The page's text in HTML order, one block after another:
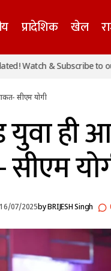
प्रादेशिक खेल
& Subscribe to our
सीएम योगी
युवा ही
16/07/2025byBRIJESH Singh